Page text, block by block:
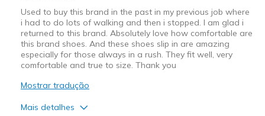
Used to buy this brand in the past in my previous job where
i had to do lots of walking and then i stopped. I am glad i
returned to this brand. Absolutely love how comfortable are
this brand shoes. And these shoes slip in are amazing
especially for those always in a rush. They fit well, very
comfortable and true to size. Thank you
Mostrar tradução
Mais detalhes